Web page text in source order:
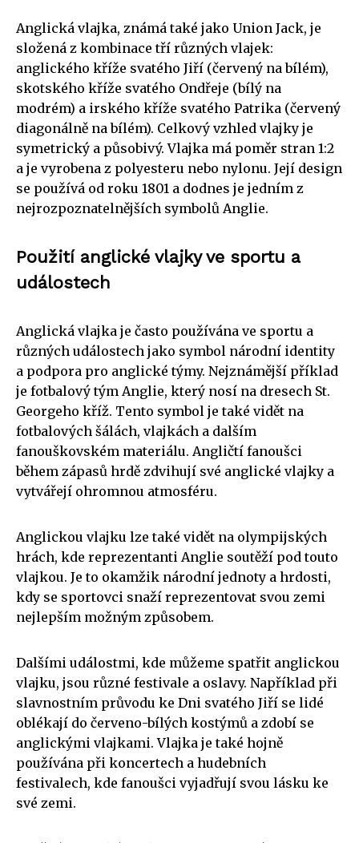
Anglická vlajka, známá také jako Union Jack, je
složená z kombinace tří různých vlajek:
anglického kříže svatého Jiří (červený na bílém),
skotského kříže svatého Ondřeje (bílý na
modrém) a irského kříže svatého Patrika (červený
diagonálně na bílém). Celkový vzhled vlajky je
symetrický a působivý. Vlajka má poměr stran 1:2
a je vyrobena z polyesteru nebo nylonu. Její design
se používá od roku 1801 a dodnes je jedním z
nejrozpoznatelnějších symbolů Anglie.
Použití anglické vlajky ve sportu a
událostech
Anglická vlajka je často používána ve sportu a
různých událostech jako symbol národní identity
a podpora pro anglické týmy. Nejznámější příklad
je fotbalový tým Anglie, který nosí na dresech St.
Georgeho kříž. Tento symbol je také vidět na
fotbalových šálách, vlajkách a dalším
fanouškovském materiálu. Angličtí fanoušci
během zápasů hrdě zdvihují své anglické vlajky a
vytvářejí ohromnou atmosféru.
Anglickou vlajku lze také vidět na olympijských
hrách, kde reprezentanti Anglie soutěží pod touto
vlajkou. Je to okamžik národní jednoty a hrdosti,
kdy se sportovci snaží reprezentovat svou zemi
nejlepším možným způsobem.
Dalšími událostmi, kde můžeme spatřit anglickou
vlajku, jsou různé festivale a oslavy. Například při
slavnostním průvodu ke Dni svatého Jiří se lidé
oblékají do červeno-bílých kostýmů a zdobí se
anglickými vlajkami. Vlajka je také hojně
používána při koncertech a hudebních
festivalech, kde fanoušci vyjadřují svou lásku ke
své zemi.